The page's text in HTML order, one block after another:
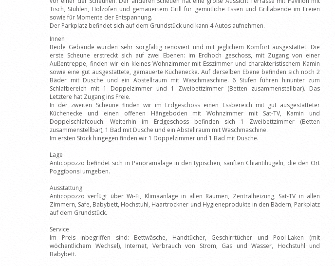
Tisch, Stühlen, Holzofen und gemauertem Grill für gemütliche Essen und Grillabende im Freien
sowie für Momente der Entspannung.
Der Parkplatz befindet sich auf dem Grundstück und kann 4 Autos aufnehmen.
Innen
Beide Gebäude wurden sehr sorgfältig renoviert und mit jeglichem Komfort ausgestattet. Die
erste Scheune erstreckt sich auf zwei Ebenen: im Erdhoch geschoss, mit Zugang von einer
Außentreppe, finden wir ein kleines Wohnzimmer mit Esszimmer und charakteristischem Kamin
sowie eine gut ausgestattete, gemauerte Küchenecke. Auf derselben Ebene befinden sich noch 2
Bäder mit Dusche und ein Abstellraum mit Waschmaschine. 6 Stufen führen hinunter zum
Schlafbereich mit 1 Doppelzimmer und 1 Zweibettzimmer (Betten zusammenstellbar). Das
Letztere hat Zugang ins Freie.
In der zweiten Scheune finden wir im Erdgeschoss einen Essbereich mit gut ausgestatteter
Küchenecke und einen offenen Hängeboden mit Wohnzimmer mit Sat-TV, Kamin und
Doppelschlafcouch. Weiterhin im Erdgeschoss befinden sich 1 Zweibettzimmer (Betten
zusammenstellbar), 1 Bad mit Dusche und ein Abstellraum mit Waschmaschine.
Im ersten Stock hingegen finden wir 1 Doppelzimmer und 1 Bad mit Dusche.
Lage
Anticopozzo befindet sich in Panoramalage in den typischen, sanften Chiantihügeln, die den Ort
Poggibonsi umgeben.
Ausstattung
Anticopozzo verfügt über Wi-Fi, Klimaanlage in allen Räumen, Zentralheizung, Sat-TV in allen
Zimmern, Safe, Babybett, Hochstuhl, Haartrockner und Hygieneprodukte in den Bädern, Parkplatz
auf dem Grundstück.
Service
Im Preis inbegriffen sind: Bettwäsche, Handtücher, Geschirrtücher und Pool-Laken (mit
wöchentlichem Wechsel), Internet, Verbrauch von Strom, Gas und Wasser, Hochstuhl und
Babybett.